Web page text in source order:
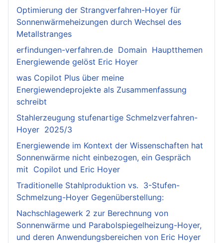
Optimierung der Strangverfahren-Hoyer für
Sonnenwärmeheizungen durch Wechsel des
Metallstranges
erfindungen-verfahren.de Domain Hauptthemen
Energiewende gelöst Eric Hoyer
was Copilot Plus über meine
Energiewendeprojekte als Zusammenfassung
schreibt
Stahlerzeugung stufenartige Schmelzverfahren-
Hoyer 2025/3
Energiewende im Kontext der Wissenschaften hat
Sonnenwärme nicht einbezogen, ein Gespräch
mit Copilot und Eric Hoyer
Traditionelle Stahlproduktion vs. 3-Stufen-
Schmelzung-Hoyer Gegenüberstellung:
Nachschlagewerk 2 zur Berechnung von
Sonnenwärme und Parabolspiegelheizung-Hoyer,
und deren Anwendungsbereichen von Eric Hoyer